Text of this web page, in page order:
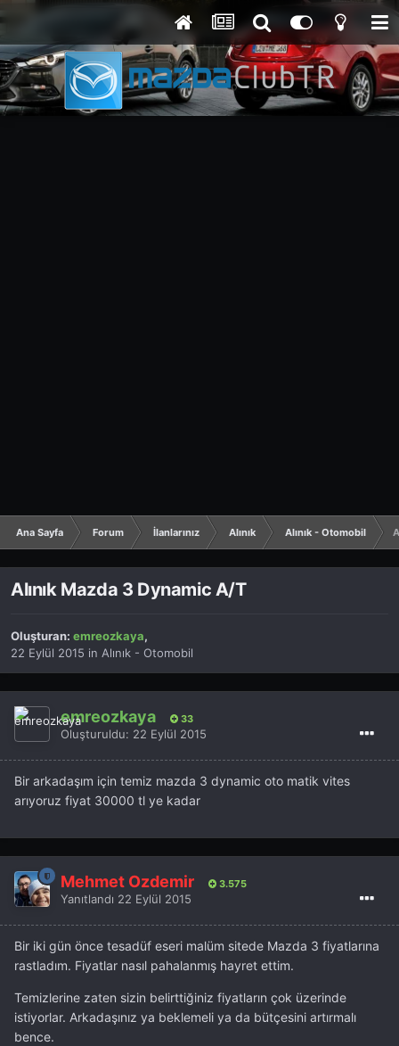
Ana Sayfa Forum İlanlarınız Alınık Alınık - Otomobil
Alınık Mazda 3 Dynamic A/T
Oluşturan: emreozkaya,
22 Eylül 2015 in Alınık - Otomobil
emreozkaya 33
Oluşturuldu: 22 Eylül 2015
Bir arkadaşım için temiz mazda 3 dynamic oto matik vites
arıyoruz fiyat 30000 tl ye kadar
Mehmet Özdemir 3.575
Yanıtlandı 22 Eylül 2015
Bir iki gün önce tesadüf eseri malüm sitede Mazda 3 fiyatlarına
rastladım. Fiyatlar nasıl pahalanmış hayret ettim.
Temizlerine zaten sizin belirttiğiniz fiyatların çok üzerinde
istiyorlar. Arkadaşınız ya beklemeli ya da bütçesini artırmalı
bence.